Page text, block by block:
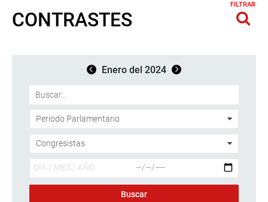
CONTRASTES
FILTRAR
Enero del 2024